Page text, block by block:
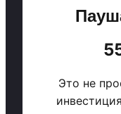
Это не